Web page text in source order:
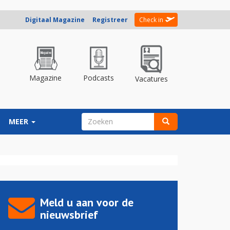
Digitaal Magazine Registreer Check in
Magazine Podcasts Vacatures
MEER ZOEKVELD
Meld u aan voor de
nieuwsbrief